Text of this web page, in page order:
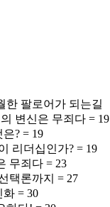
한 팔로어가 되는길
변신은 무죄다 = 19
? = 19
리더십인가? = 19
무죄다 = 23
택론까지 = 27
= 30